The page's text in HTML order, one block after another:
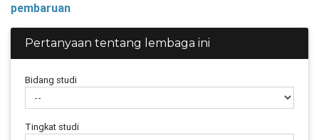
pembaruan
Pertanyaan tentang lembaga ini
Bidang studi
Tingkat studi